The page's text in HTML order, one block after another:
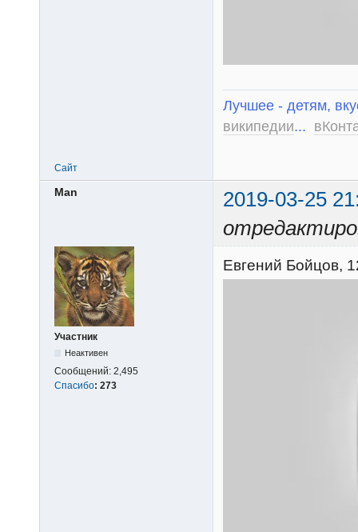
Лучшее - детям,
википедии...
Сайт
Man
2019-03-25
Участник
Неактивен
Сообщений: 2,495
Спасибо: 273
Евгений Бойцов,